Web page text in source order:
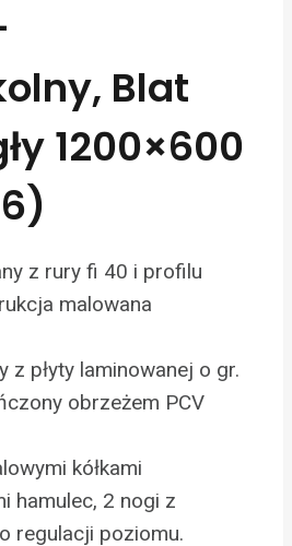
Blat
1200×600
z rury fi 40 i profilu
malowana
z płyty laminowanej o gr.
obrzeżem PCV
kółkami
hamulec, 2 nogi z
regulacji poziomu.